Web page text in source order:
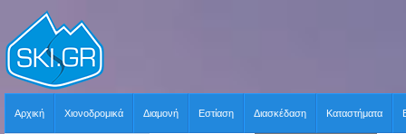
Αρχική Χιονοδρομικά Διαμονή Εστίαση Διασκέδαση Καταστήματα